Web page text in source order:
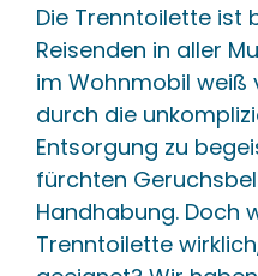
Die Trenntoilette ist
Reisenden in aller
im Wohnmobil weiß
durch die
Entsorgung zu
fürchten
Handhabung. Doch
Trenntoilette